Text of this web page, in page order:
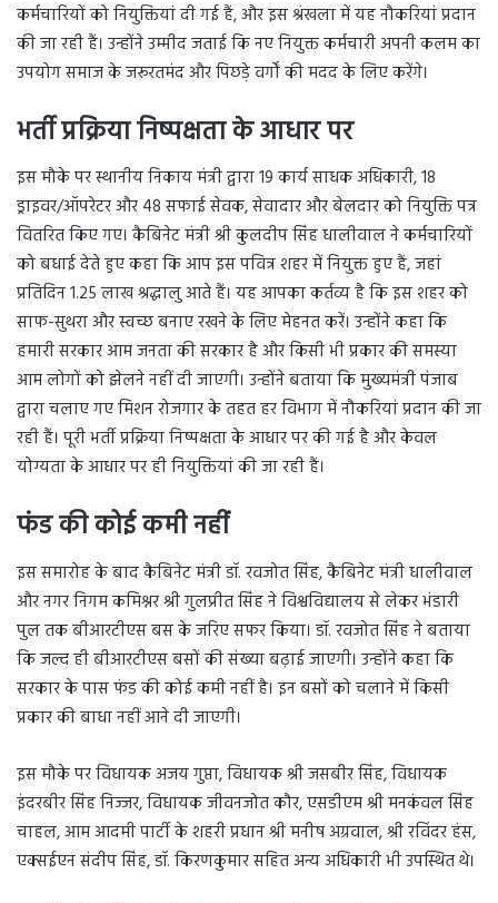
कर्मचारियों को नियुक्तियां दी गई हैं, और इस श्रंखला में यह नौकरियां प्रदान
की जा रही हैं। उन्होंने उम्मीद जताई कि नए नियुक्त कर्मचारी अपनी कलम का
उपयोग समाज के जरूरतमंद और पिछड़े वर्गों की मदद के लिए करेंगे।
भर्ती प्रक्रिया निष्पक्षता के आधार पर
इस मौके पर स्थानीय निकाय मंत्री द्वारा 19 कार्य साधक अधिकारी, 18
ड्राइवर/ऑपरेटर और 48 सफाई सेवक, सेवादार और बेलदार को नियुक्ति पत्र
वितरित किए गए। कैबिनेट मंत्री श्री कुलदीप सिंह धालीवाल ने कर्मचारियों
को बधाई देते हुए कहा कि आप इस पवित्र शहर में नियुक्त हुए हैं, जहां
प्रतिदिन 1.25 लाख श्रद्धालु आते हैं। यह आपका कर्तव्य है कि इस शहर को
साफ-सुथरा और स्वच्छ बनाए रखने के लिए मेहनत करें। उन्होंने कहा कि
हमारी सरकार आम जनता की सरकार है और किसी भी प्रकार की समस्या
आम लोगों को झेलने नहीं दी जाएगी। उन्होंने बताया कि मुख्यमंत्री पंजाब
द्वारा चलाए गए मिशन रोजगार के तहत हर विभाग में नौकरियां प्रदान की जा
रही हैं। पूरी भर्ती प्रक्रिया निष्पक्षता के आधार पर की गई है और केवल
योग्यता के आधार पर ही नियुक्तियां की जा रही हैं।
फंड की कोई कमी नहीं
इस समारोह के बाद कैबिनेट मंत्री डॉ. रवजोत सिंह, कैबिनेट मंत्री धालीवाल
और नगर निगम कमिश्नर श्री गुलप्रीत सिंह ने विश्वविद्यालय से लेकर भंडारी
पुल तक बीआरटीएस बस के जरिए सफर किया। डॉ. रवजोत सिंह ने बताया
कि जल्द ही बीआरटीएस बसों की संख्या बढ़ाई जाएगी। उन्होंने कहा कि
सरकार के पास फंड की कोई कमी नहीं है। इन बसों को चलाने में किसी
प्रकार की बाधा नहीं आने दी जाएगी।
इस मौके पर विधायक अजय गुप्ता, विधायक श्री जसबीर सिंह, विधायक
इंदरबीर सिंह निज्जर, विधायक जीवनजोत कौर, एसडीएम श्री मनकंवल सिंह
चाहल, आम आदमी पार्टी के शहरी प्रधान श्री मनीष अग्रवाल, श्री रविंदर हंस,
एक्सईएन संदीप सिंह, डॉ. किरणकुमार सहित अन्य अधिकारी भी उपस्थित थे।